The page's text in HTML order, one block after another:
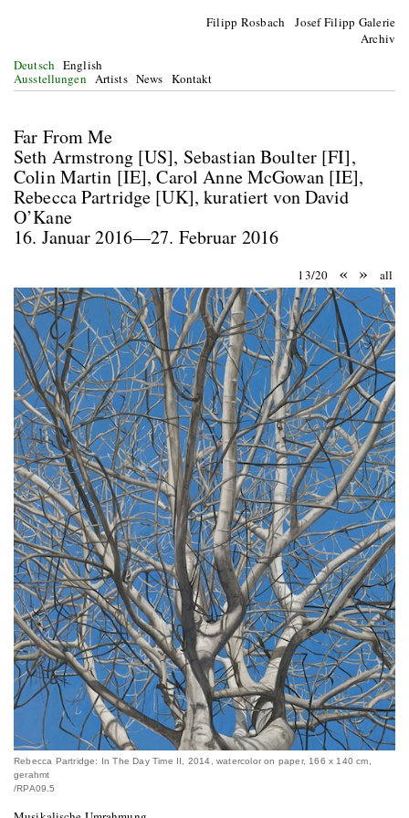
Filipp Rosbach Josef Filipp Galerie
Archiv
Deutsch English
Ausstellungen Artists News Kontakt
Far From Me
Seth Armstrong [US], Sebastian Boulter [FI],
Colin Martin [IE], Carol Anne McGowan [IE],
Rebecca Partridge [UK], kuratiert von David
O’Kane
16. Januar 2016—27. Februar 2016
13/20 « » all
Rebecca Partridge: In The Day Time II, 2014, watercolor on paper, 166 x 140 cm,
gerahmt
/RPA09.5